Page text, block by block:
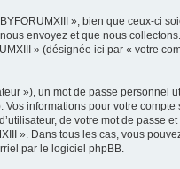
», bien que ceux-ci
envoyez et que nous
» (désignée ici par « votre
»), un mot de passe
informations pour votre
de votre mot de passe
». Dans tous les cas, vous
par le logiciel phpBB.